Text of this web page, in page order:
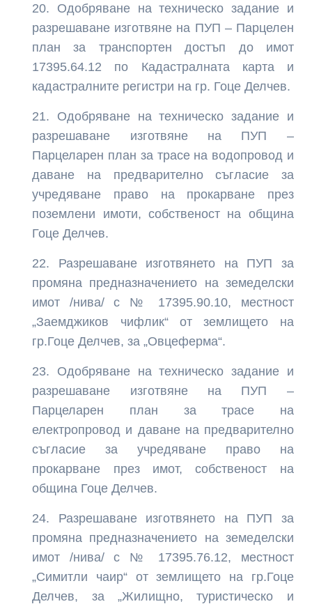
Одобряване на техническо задание и
разрешаване изготвяне на ПУП – Парцелен
план за транспортен достъп до имот
17395.64.12 по Кадастралната карта и
кадастралните регистри на гр. Гоце Делчев.
Одобряване на техническо задание и
разрешаване изготвяне на ПУП –
Парцеларен план за трасе на водопровод и
даване на предварително съгласие за
учредяване право на прокарване през
поземлени имоти, собственост на община
Гоце Делчев.
Разрешаване изготвянето на ПУП за
промяна предназначението на земеделски
имот /нива/ с № 17395.90.10, местност
„Заемджиков чифлик“ от землището на
гр.Гоце Делчев, за „Овцеферма“.
Одобряване на техническо задание и
разрешаване изготвяне на ПУП –
Парцеларен план за трасе на
електропровод и даване на предварително
съгласие за учредяване право на
прокарване през имот, собственост на
община Гоце Делчев.
Разрешаване изготвянето на ПУП за
промяна предназначението на земеделски
имот /нива/ с № 17395.76.12, местност
„Симитли чаир“ от землището на гр.Гоце
Делчев, за „Жилищно, туристическо и